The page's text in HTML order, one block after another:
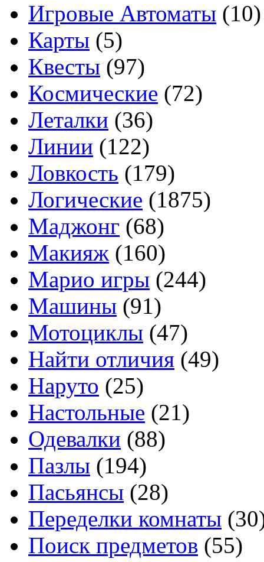
Игровые Автоматы (10)
Карты (5)
Квесты (97)
Космические (72)
Леталки (36)
Линии (122)
Ловкость (179)
Логические (1875)
Маджонг (68)
Макияж (160)
Марио игры (244)
Машины (91)
Мотоциклы (47)
Найти отличия (49)
Наруто (25)
Настольные (21)
Одевалки (88)
Пазлы (194)
Пасьянсы (28)
Переделки комнаты
Поиск предметов (55)